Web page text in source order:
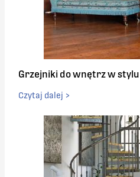
Grzejniki do wnętrz w
Czytaj dalej >